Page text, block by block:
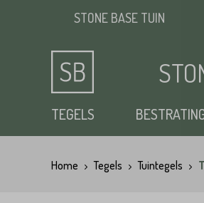
STONE BASE TUIN
TEGELS
Keramische tuintegels
Klinkers
Opsluitbanden
Siergrind
Vloertegels
Home Tegels Tuintegels